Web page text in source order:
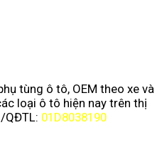
tùng ô tô, OEM theo xe và
loại ô tô hiện nay trên thị
QĐTL: 01D8038190